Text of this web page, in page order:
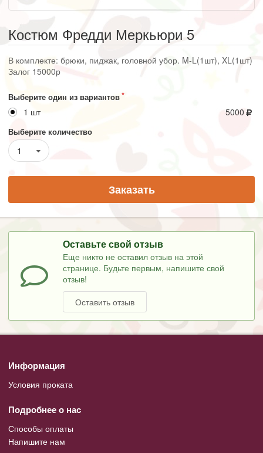
Костюм Фредди Меркьюри 5
В комплекте: брюки, пиджак, головной убор. M-L(1шт), XL(1шт)
Залог 15000р
Выберите один из вариантов
1 шт 5000
Выберите количество
1
Заказать
Оставьте свой отзыв
Еще никто не оставил отзыв на этой
странице. Будьте первым, напишите свой
отзыв!
Оставить отзыв
Информация
Условия проката
Подробнее о нас
Способы оплаты
Напишите нам